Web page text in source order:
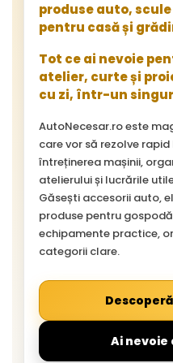
produse auto,
pentru casă și
Tot ce ai nevoie
atelier, curte și
cu zi, într-un
AutoNecesar.ro este
care vor să rezolve
întreținerea mașinii,
atelierului și lucrările
Găsești accesorii auto,
produse pentru
echipamente practice,
categorii clare.
Ai nevoie